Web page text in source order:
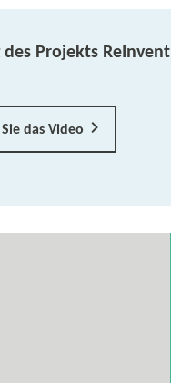
Projekts ReInvent
das Video